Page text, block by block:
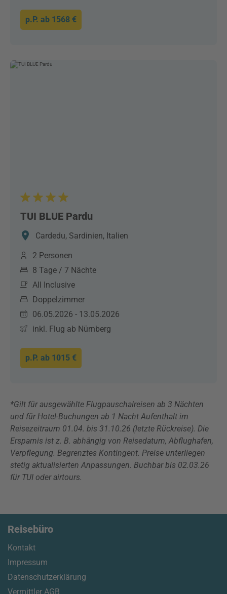
p.P. ab 1568 €
TUI BLUE Pardu
Cardedu, Sardinien, Italien
2 Personen
8 Tage / 7 Nächte
All Inclusive
Doppelzimmer
06.05.2026 - 13.05.2026
inkl. Flug ab Nürnberg
p.P. ab 1015 €
*Gilt für ausgewählte Flugpauschalreisen ab 3 Nächten
und für Hotel-Buchungen ab 1 Nacht Aufenthalt im
Reisezeitraum 01.04. bis 31.10.26 (letzte Rückreise). Die
Ersparnis ist z. B. abhängig von Reisedatum, Abflughafen,
Verpflegung. Begrenztes Kontingent. Preise unterliegen
stetig aktualisierten Anpassungen. Buchbar bis 02.03.26
für TUI oder airtours.
Reisebüro
Kontakt
Impressum
Datenschutzerklärung
Vermittler AGB